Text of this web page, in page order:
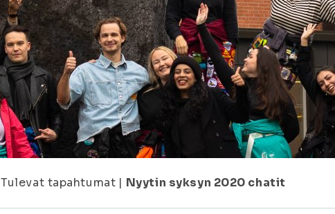
Tulevat tapahtumat | Nyytin syksyn 2020 chatit